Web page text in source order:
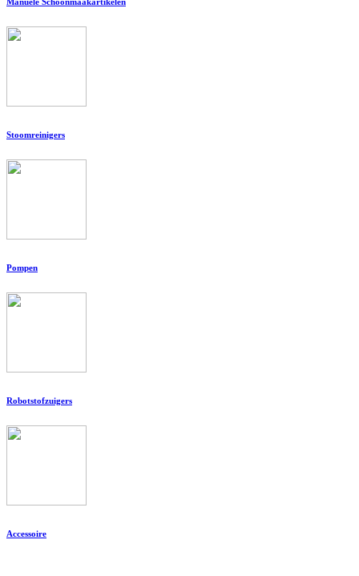
Manuele Schoonmaakartikelen
Stoomreinigers
Pompen
Robotstofzuigers
Accessoire